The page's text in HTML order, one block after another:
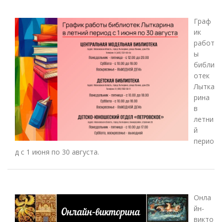
Граф
ик
работ
ы
библи
отек
Лытка
рина
в
летни
й
перио
д с 1 июня по 30 августа.
Онла
йн-
викто